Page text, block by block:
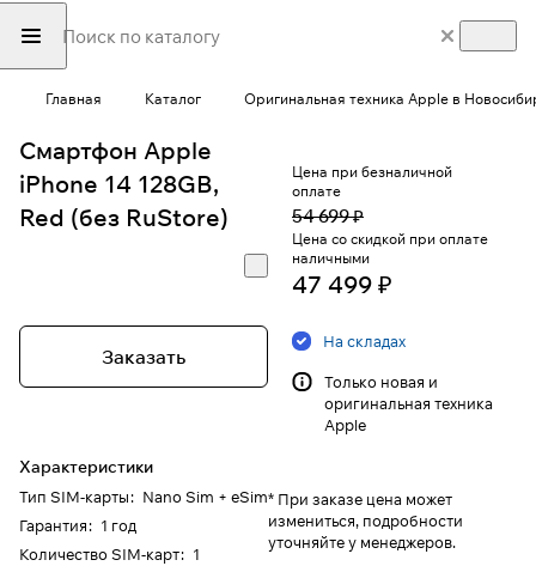
Главная Каталог Оригинальная техника Apple в
Смартфон Apple
iPhone 14 128GB,
Red (без RuStore)
Заказать
Характеристики
Тип SIM-карты: Nano Sim + eSim
Гарантия: 1 год
Количество SIM-карт: 1
Цена при безналичной
оплате
54 699 ₽
Цена со скидкой при оплате
наличными
47 499 ₽
На складах
Только новая и
оригинальная техника
Apple
* При заказе цена может
измениться, подробности
уточняйте у менеджеров.